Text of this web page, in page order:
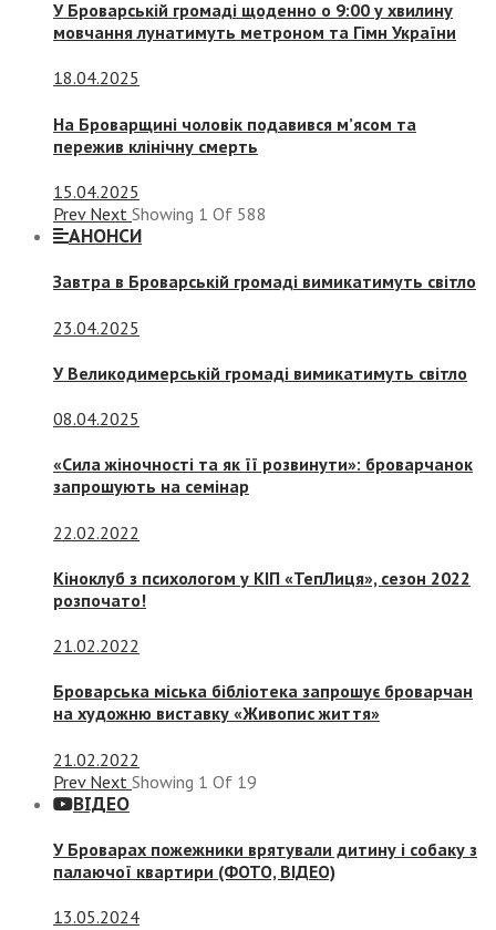
У Броварській громаді щоденно о 9:00 у хвилину
мовчання лунатимуть метроном та Гімн України
18.04.2025
На Броварщині чоловік подавився м’ясом та
пережив клінічну смерть
15.04.2025
Prev Next Showing 1 Of 588
АНОНСИ
Завтра в Броварській громаді вимикатимуть світло
23.04.2025
У Великодимерській громаді вимикатимуть світло
08.04.2025
«Сила жіночності та як її розвинути»: броварчанок
запрошують на семінар
22.02.2022
Кіноклуб з психологом у КІП «ТепЛиця», сезон 2022
розпочато!
21.02.2022
Броварська міська бібліотека запрошує броварчан
на художню виставку «Живопис життя»
21.02.2022
Prev Next Showing 1 Of 19
ВІДЕО
У Броварах пожежники врятували дитину і собаку з
палаючої квартири (ФОТО, ВІДЕО)
13.05.2024